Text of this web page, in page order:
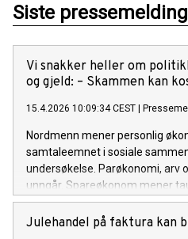
Siste
Vi snakker heller om
og gjeld: – Skammen kan
15.4.2026 10:09:34 CEST |
Nordmenn mener personlig
samtaleemnet i sosiale
undersøkelse. Parøkonomi, arv
unngår. Spareøkonom mener
og skaper unødig skam.
Julehandel på faktura kan